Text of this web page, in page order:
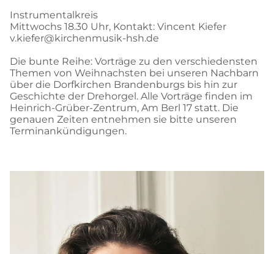
Instrumentalkreis
Mittwochs 18.30 Uhr, Kontakt: Vincent Kiefer
v.kiefer@kirchenmusik-hsh.de
Die bunte Reihe: Vorträge zu den verschiedensten
Themen von Weihnachsten bei unseren Nachbarn
über die Dorfkirchen Brandenburgs bis hin zur
Geschichte der Drehorgel. Alle Vorträge finden im
Heinrich-Grüber-Zentrum, Am Berl 17 statt. Die
genauen Zeiten entnehmen sie bitte unseren
Terminankündigungen.